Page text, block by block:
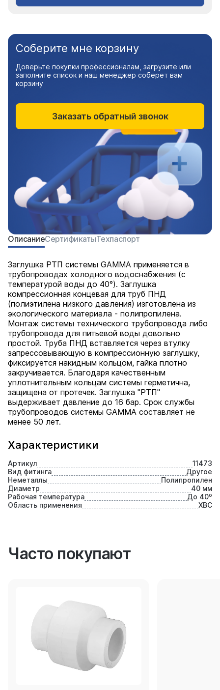
Характеристики
Артикул
11473
Вид фитинга
Другое
Неметаллы
Полипропилен
Диаметр
40 мм
Рабочая температура
До 40⁰
Область применения
ХВС
ОписаниеСертификатыТехпаспорт
Заглушка РТП системы GAMMA применяется в
трубопроводах холодного водоснабжения (с
температурой воды до 40°). Заглушка
компрессионная концевая для труб ПНД
(полиэтилена низкого давления) изготовлена из
экологического материала - полипропилена.
Монтаж системы технического трубопровода либо
трубопровода для питьевой воды довольно
простой. Труба ПНД вставляется через втулку
запрессовывающую в компрессионную заглушку,
фиксируется накидным кольцом, гайка плотно
закручивается. Благодаря качественным
уплотнительным кольцам системы герметична,
защищена от протечек. Заглушка "РТП"
выдерживает давление до 16 бар. Срок службы
трубопроводов системы GAMMA составляет не
менее 50 лет.
Соберите мне корзину
Доверьте покупки профессионалам, загрузите или
заполните список и наш менеджер соберет вам
корзину
Заказать обратный звонок
Часто покупают